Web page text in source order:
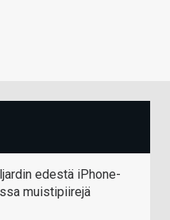
edestä iPhone-
muistipiirejä